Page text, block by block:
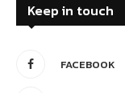
Keep in touch
FACEBOOK